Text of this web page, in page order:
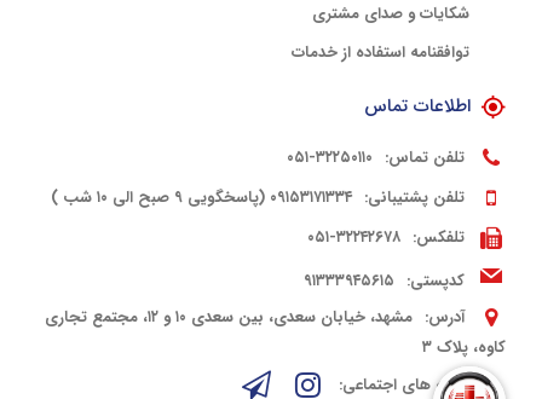
شکایات و صدای مشتری
توافقنامه استفاده از خدمات
اطلاعات تماس
تلفن تماس: ۳۲۲۵۰۱۱۰-۰۵۱
تلفن پشتیبانی: ۰۹۱۵۳۱۷۱۳۳۴ (پاسخگویی ۹ صبح الی ۱۰ شب )
تلفکس: ۳۲۲۴۲۶۷۸-۰۵۱
کدپستی: ۹۱۳۳۳۹۴۵۶۱۵
آدرس:
مشهد، خیابان سعدی، بین سعدی ۱۰ و ۱۲، مجتمع تجاری
کاوه، پلاک ۳
شبکه های اجتماعی: